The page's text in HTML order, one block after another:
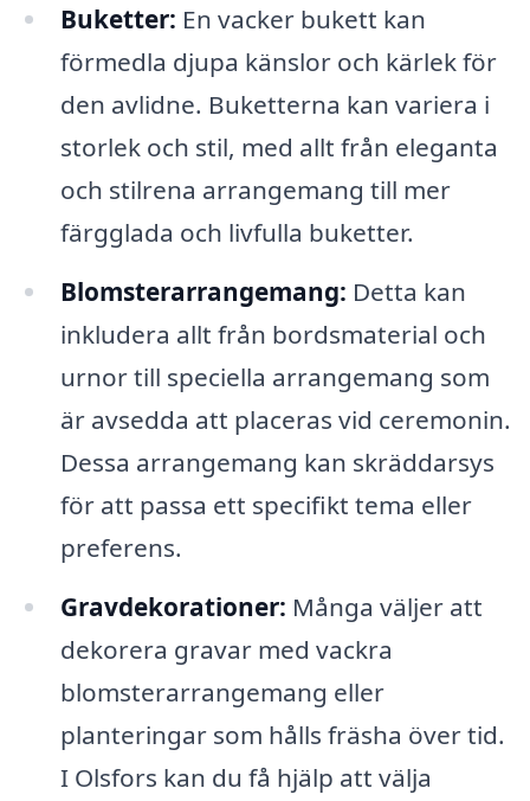
Buketter: En vacker bukett kan
förmedla djupa känslor och kärlek för
den avlidne. Buketterna kan variera i
storlek och stil, med allt från eleganta
och stilrena arrangemang till mer
färgglada och livfulla buketter.
Blomsterarrangemang: Detta kan
inkludera allt från bordsmaterial och
urnor till speciella arrangemang som
är avsedda att placeras vid ceremonin.
Dessa arrangemang kan skräddarsys
för att passa ett specifikt tema eller
preferens.
Gravdekorationer: Många väljer att
dekorera gravar med vackra
blomsterarrangemang eller
planteringar som hålls fräsha över tid.
I Olsfors kan du få hjälp att välja